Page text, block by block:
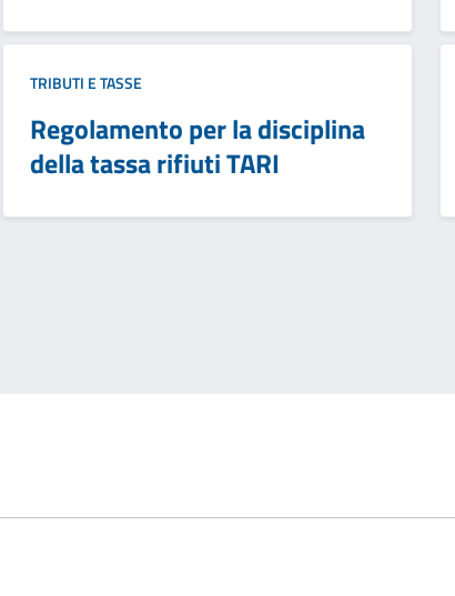
TRIBUTI E TASSE
Regolamento per la disciplina
della tassa rifiuti TARI